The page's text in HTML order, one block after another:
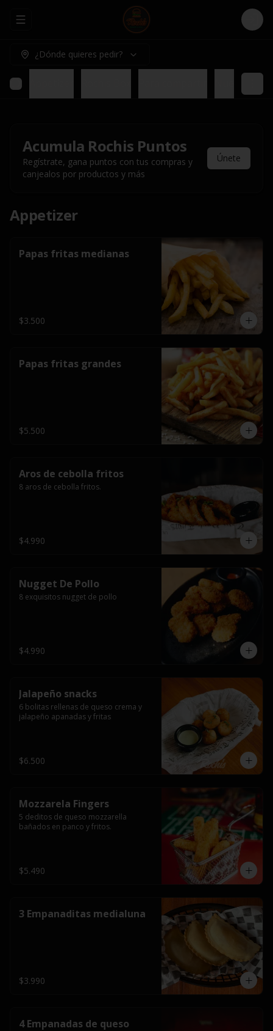
Abrir menu de navegación Login
¿Dónde quieres pedir?
Acumula Rochis Puntos
Regístrate, gana puntos con tus compras y
canjealos por productos y más
Únete
Appetizer
Papas fritas medianas
$3.500
Papas fritas grandes
$5.500
Aros de cebolla fritos
8 aros de cebolla fritos.
$4.990
Nugget De Pollo
8 exquisitos nugget de pollo
$4.990
Jalapeño snacks
6 bolitas rellenas de queso crema y
jalapeño apanadas y fritas
$6.500
Mozzarela Fingers
5 deditos de queso mozzarella
bañados en panco y fritos.
$5.490
3 Empanaditas medialuna
$3.990
4 Empanadas de queso